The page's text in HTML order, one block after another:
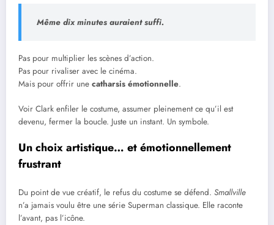
Même dix minutes auraient suffi.
Pas pour multiplier les scènes d’action.
Pas pour rivaliser avec le cinéma.
Mais pour offrir une catharsis émotionnelle.
Voir Clark enfiler le costume, assumer pleinement ce qu’il est
devenu, fermer la boucle. Juste un instant. Un symbole.
Un choix artistique… et émotionnellement
frustrant
Du point de vue créatif, le refus du costume se défend. Smallville
n’a jamais voulu être une série Superman classique. Elle raconte
l’avant, pas l’icône.